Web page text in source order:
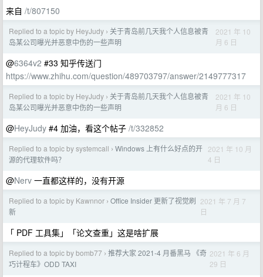
来自 /t/807150
Replied to a topic by HeyJudy › 关于青岛前几天我个人信息被青
岛某公司曝光并恶意中伤的一些声明
2021 年 10
月 6 日
@6364v2 #33 知乎传送门
https://www.zhihu.com/question/489703797/answer/2149777317
Replied to a topic by HeyJudy › 关于青岛前几天我个人信息被青
岛某公司曝光并恶意中伤的一些声明
2021 年 10
月 6 日
@HeyJudy #4 加油，看这个帖子 /t/332852
Replied to a topic by systemcall › Windows 上有什么好点的开
源的代理软件吗？
2021 年 10 月
4 日
@Nerv 一直都这样的，没有开源
Replied to a topic by Kawnnor › Office Insider 更新了视觉刷
新
2021 年 7 月 7
日
「 PDF 工具集」「论文查重」这是啥扩展
Replied to a topic by bomb77 › 推荐大家 2021-4 月番黑马 《奇
巧计程车》ODD TAXI
2021 年 6 月
29 日